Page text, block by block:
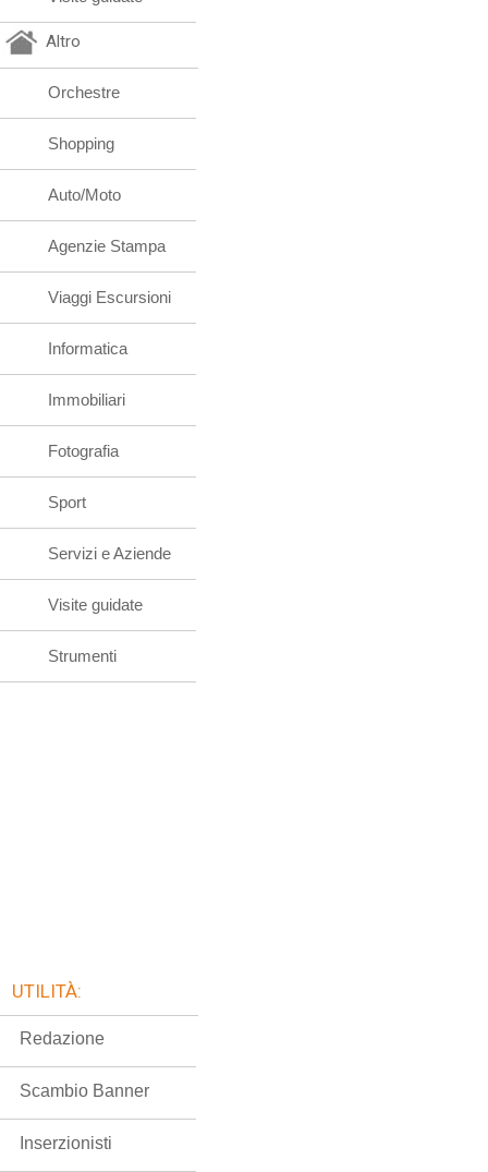
Altro
Orchestre
Shopping
Auto/Moto
Agenzie Stampa
Viaggi Escursioni
Informatica
Immobiliari
Fotografia
Sport
Servizi e Aziende
Visite guidate
Strumenti
UTILITÀ:
Redazione
Scambio Banner
Inserzionisti